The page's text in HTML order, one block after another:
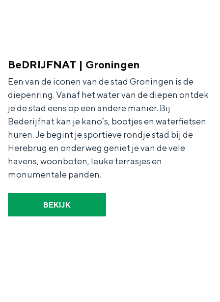
BeDRIJFNAT | Groningen
Een van de iconen van de stad Groningen is de
diepenring. Vanaf het water van de diepen ontdek
je de stad eens op een andere manier. Bij
Bederijfnat kan je kano’s, bootjes en waterfietsen
huren. Je begint je sportieve rondje stad bij de
Herebrug en onderweg geniet je van de vele
havens, woonboten, leuke terrasjes en
monumentale panden.
BEKIJK